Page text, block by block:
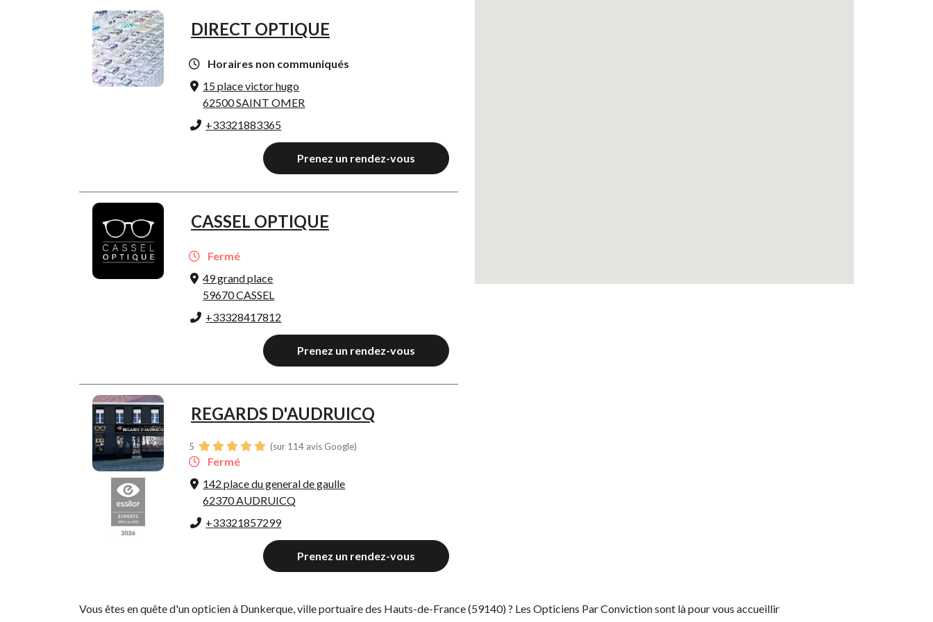
DIRECT OPTIQUE
Horaires non communiqués
15 place victor hugo
62500 SAINT OMER
+33321883365
Prenez un rendez-vous
CASSEL OPTIQUE
Fermé
49 grand place
59670 CASSEL
+33328417812
Prenez un rendez-vous
REGARDS D'AUDRUICQ
5 (sur 114 avis Google)
Fermé
142 place du general de gaulle
62370 AUDRUICQ
+33321857299
Prenez un rendez-vous
Vous êtes en quête d'un opticien à Dunkerque, ville portuaire des Hauts-de-France (59140) ? Les Opticiens Par Conviction sont là pour vous accueillir